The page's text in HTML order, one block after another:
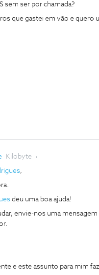
sem ser por chamada?
que gastei em vão e quero
Kilobyte
,
deu uma boa ajuda!
envie-nos uma
e este assunto para mim